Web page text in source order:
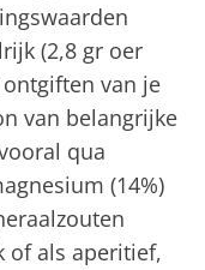
(2,8 gr oer
van je
van belangrijke
qua
(14%)
of als aperitief,